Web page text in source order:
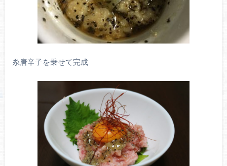
糸唐辛子を乗せて完成